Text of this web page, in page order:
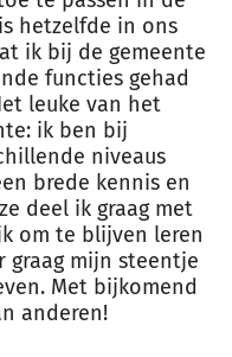
hetzelfde in ons
ik bij de gemeente
functies gehad
leuke van het
ik ben bij
niveaus
brede kennis en
deel ik graag met
om te blijven leren
graag mijn steentje
Met bijkomend
anderen!